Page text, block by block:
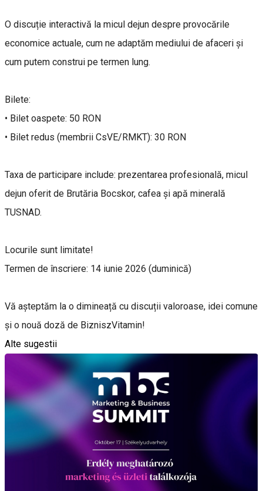
O discuție interactivă la micul dejun despre provocările
economice actuale, cum ne adaptăm mediului de afaceri și
cum putem construi pe termen lung.
Bilete:
• Bilet oaspete: 50 RON
• Bilet redus (membrii CsVE/RMKT): 30 RON
Taxa de participare include: prezentarea profesională, micul
dejun oferit de Brutăria Bocskor, cafea și apă minerală
TUSNAD.
Locurile sunt limitate!
Termen de înscriere: 14 iunie 2026 (duminică)
Vă așteptăm la o dimineață cu discuții valoroase, idei comune
și o nouă doză de BizniszVitamin!
Alte sugestii